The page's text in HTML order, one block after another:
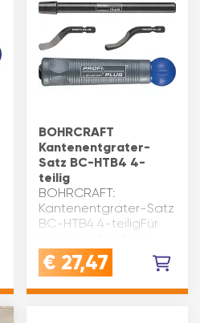
Abnützung an den
Schneidstellen
weitergedreht und
so…
BOHRCRAFT
Kantenentgrater-
Satz BC-HTB4 4-
teilig
BOHRCRAFT:
Kantenentgrater-Satz
BC-HTB4 4-teiligFür
Entgratarbeiten.Im Set
enthalten:
BC-TKB, Klinge BC-
€ 27,47